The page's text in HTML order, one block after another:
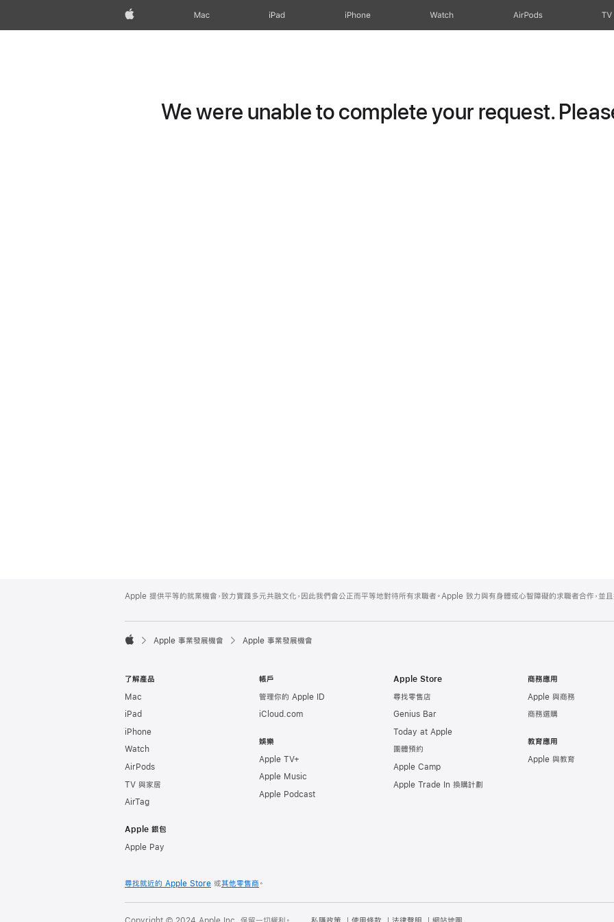
Apple Mac iPad iPhone Watch AirPods TV
We were unable to complete your request.
Footer
Apple 提供平等的就業機會，致力實踐多元共融文化，因此我們會公正而平等地對待所有求職者。Apple 致力與有身體或心智障礙的求職者合作，並且

Apple 事業發展機會 Apple 事業發展機會
了解產品
Mac
iPad
iPhone
Watch
AirPods
TV 與家居
AirTag
Apple 銀包
Apple Pay
帳戶
管理你的 Apple ID
iCloud.com
娛樂
Apple TV+
Apple Music
Apple Podcast
Apple Store
尋找零售店
Genius Bar
Today at Apple
團體預約
Apple Camp
Apple Trade In 換購計劃
商務應用
Apple 與商務
商務選購
教育應用
Apple 與教育
尋找就近的 Apple Store 或其他零售商 。